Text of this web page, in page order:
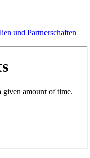
und Partnerschaften